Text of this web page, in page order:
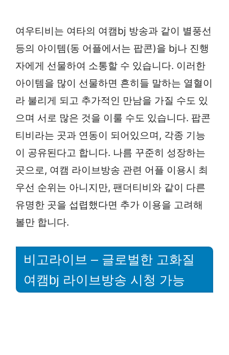
여우티비는 여타의 여캠bj 방송과 같이 별풍선
등의 아이템(동 어플에서는 팝콘)을 bj나 진행
자에게 선물하여 소통할 수 있습니다. 이러한
아이템을 많이 선물하면 흔히들 말하는 열혈이
라 불리게 되고 추가적인 만남을 가질 수도 있
으며 서로 많은 것을 이룰 수도 있습니다. 팝콘
티비라는 곳과 연동이 되어있으며, 각종 기능
이 공유된다고 합니다. 나름 꾸준히 성장하는
곳으로, 여캠 라이브방송 관련 어플 이용시 최
우선 순위는 아니지만, 팬더티비와 같이 다른
유명한 곳을 섭렵했다면 추가 이용을 고려해
볼만 합니다.
비고라이브 – 글로벌한 고화질
여캠bj 라이브방송 시청 가능